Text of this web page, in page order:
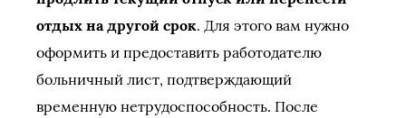
отдых на другой срок. Для этого вам нужно
оформить и предоставить работодателю
больничный лист, подтверждающий
временную нетрудоспособность. После